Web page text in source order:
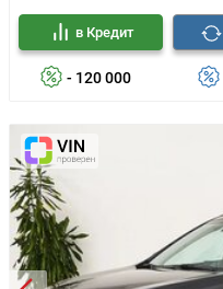
- 120 000
в Кредит